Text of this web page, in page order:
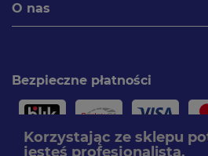
O nas
Bezpieczne płatności
Korzystając ze sklepu
jesteś profesjonalistą.